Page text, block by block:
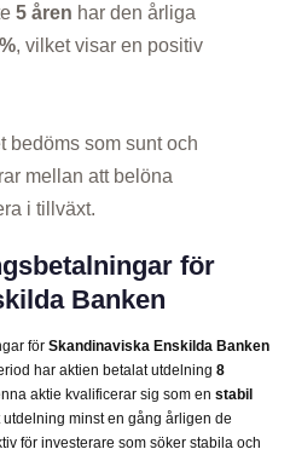
5 åren har den årliga
, vilket visar en positiv
bedöms som sunt och
mellan att belöna
i tillväxt.
för
Banken
för Skandinaviska Enskilda Banken
har aktien betalat utdelning 8
aktie kvalificerar sig som en stabil
utdelning minst en gång årligen de
för investerare som söker stabila och